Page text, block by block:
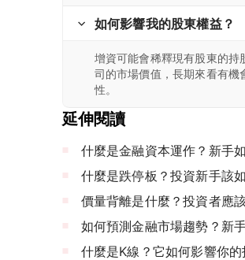
如何影響我的股東權益？
增資可能會稀釋現有股東的
司的市場價值，長期來看有
性。
延伸閱讀
什麼是金融資本運作？新手
什麼是跌停板？投資新手該
價量背離是什麼？投資者應
如何預測金融市場趨勢？新
什麼是K線？它如何影響你的